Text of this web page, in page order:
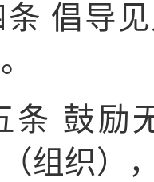
倡导
鼓励
组织）